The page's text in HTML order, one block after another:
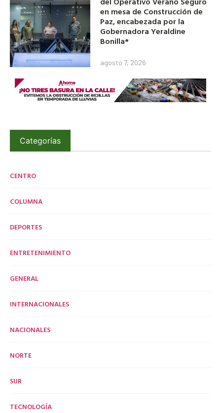
en mesa de Construcción de
Paz, encabezada por la
Gobernadora Yeraldine
Bonilla*
agosto 7, 2026
Categorías
CENTRO
COLUMNA
DEPORTES
ENTRETENIMIENTO
GENERAL
INTERNACIONALES
NACIONALES
NORTE
SUR
TECNOLOGÍA